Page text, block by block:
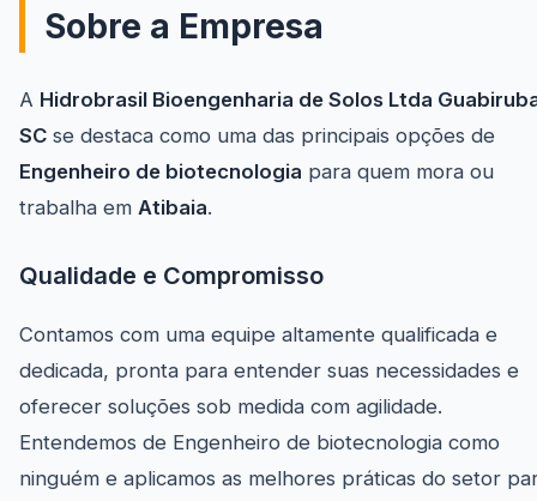
Sobre a Empresa
A Hidrobrasil Bioengenharia de Solos Ltda
SC se destaca como uma das principais opções de
Engenheiro de biotecnologia para quem mora ou
trabalha em Atibaia.
Qualidade e Compromisso
Contamos com uma equipe altamente qualificada e
dedicada, pronta para entender suas necessidades e
oferecer soluções sob medida com agilidade.
Entendemos de Engenheiro de biotecnologia como
ninguém e aplicamos as melhores práticas do setor